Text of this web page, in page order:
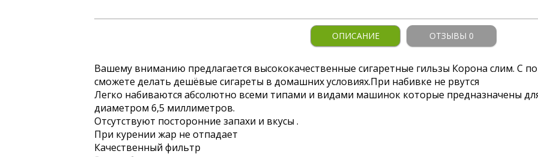
ОПИСАНИЕ ОТЗЫВЫ 0
Вашему вниманию предлагается высококачественные сигаретные гильзы Корона слим. С
сможете делать дешёвые сигареты в домашних условиях.При набивке не рвутся
Легко набиваются абсолютно всеми типами и видами машинок которые предназначены
диаметром 6,5 миллиметров.
Отсутствуют посторонние запахи и вкусы .
При курении жар не отпадает
Качественный фильтр